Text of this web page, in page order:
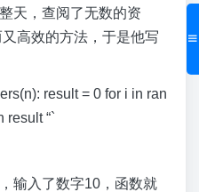
天，查阅了无数的资
高效的方法，于是他写
result = 0 for i in ran
result “`
输入了数字10，函数就